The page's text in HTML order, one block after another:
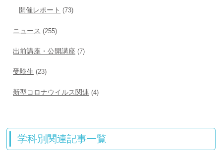
開催レポート (73)
ニュース (255)
出前講座・公開講座 (7)
受験生 (23)
新型コロナウイルス関連 (4)
学科別関連記事一覧